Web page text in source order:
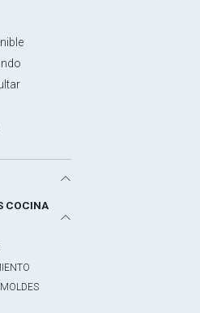
COCINA